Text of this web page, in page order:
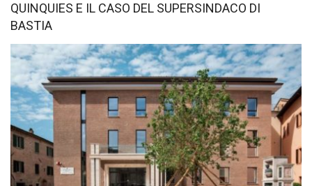
QUINQUIES E IL CASO DEL SUPERSINDACO DI
BASTIA